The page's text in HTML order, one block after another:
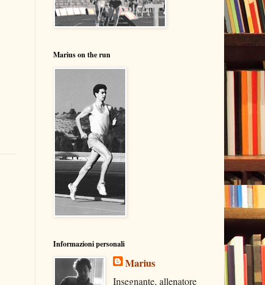
Marius on the run
Informazioni personali
Marius
Insegnante, allenatore